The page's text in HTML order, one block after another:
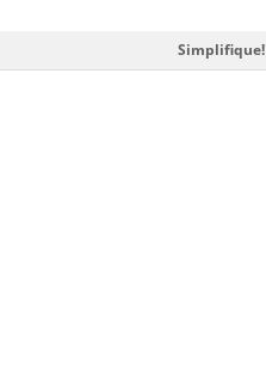
Simplifique!